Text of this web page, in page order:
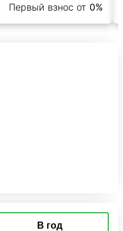
Первый взнос от 0%
В год